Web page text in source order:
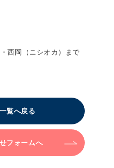
西岡（ニシオカ）まで
覧へ戻る
フォームへ